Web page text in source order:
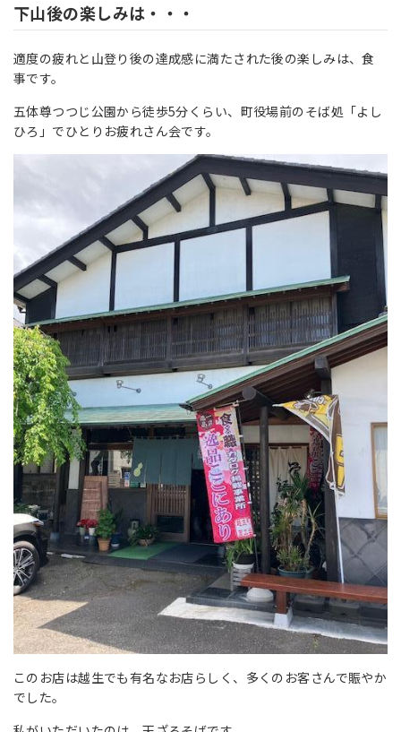
下山後の楽しみは・・・
適度の疲れと山登り後の達成感に満たされた後の楽しみは、食
事です。
五体尊つつじ公園から徒歩5分くらい、町役場前のそば処「よし
ひろ」でひとりお疲れさん会です。
このお店は越生でも有名なお店らしく、多くのお客さんで賑やか
でした。